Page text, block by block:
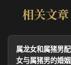
相关文章
属龙女和属猪男
女与属猪男的婚